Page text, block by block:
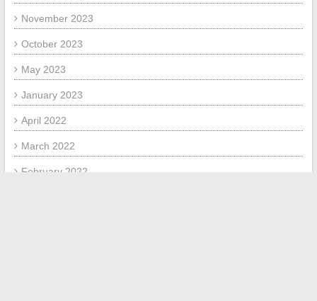
November 2023
October 2023
May 2023
January 2023
April 2022
March 2022
February 2022